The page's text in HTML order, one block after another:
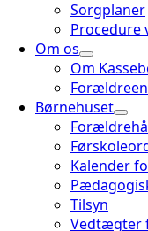
Sorgplaner
Procedure
Om os
Om
Børnehuset
Kalender
Tilsyn
Vedtægter